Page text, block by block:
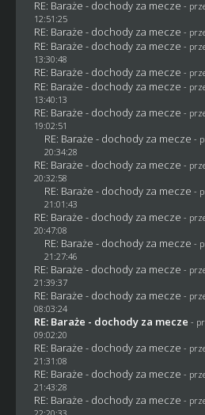
RE: Baraże - dochody za mecze -
12:51:25
RE: Baraże - dochody za mecze -
RE: Baraże - dochody za mecze -
13:30:48
RE: Baraże - dochody za mecze -
RE: Baraże - dochody za mecze -
13:40:13
RE: Baraże - dochody za mecze -
19:02:51
RE: Baraże - dochody za mecze -
20:34:28
RE: Baraże - dochody za mecze -
20:32:58
RE: Baraże - dochody za mecze -
21:01:43
RE: Baraże - dochody za mecze -
20:47:08
RE: Baraże - dochody za mecze -
21:27:46
RE: Baraże - dochody za mecze -
21:39:37
RE: Baraże - dochody za mecze -
08:03:24
RE: Baraże - dochody za mecze -
09:02:20
RE: Baraże - dochody za mecze -
21:31:08
RE: Baraże - dochody za mecze -
21:43:28
RE: Baraże - dochody za mecze -